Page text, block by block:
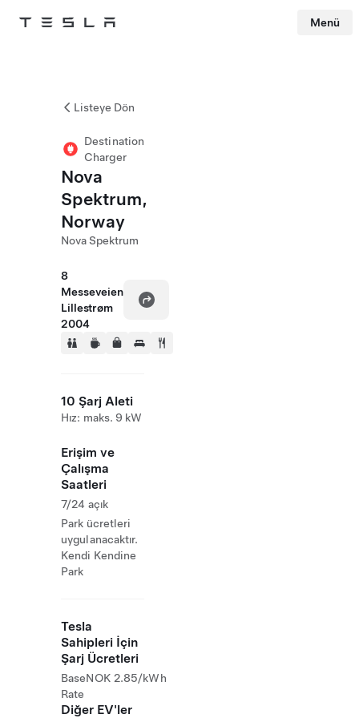
Tesla Menü
Listeye Dön
Destination
Charger
Nova
Spektrum,
Norway
Nova Spektrum
8
Messeveien
Lillestrøm
2004
10 Şarj Aleti
Hız: maks. 9 kW
Erişim ve
Çalışma
Saatleri
7/24 açık
Park ücretleri
uygulanacaktır.
Kendi Kendine
Park
Tesla
Sahipleri İçin
Şarj Ücretleri
Base
Rate
NOK 2.85/kWh
Diğer EV'ler